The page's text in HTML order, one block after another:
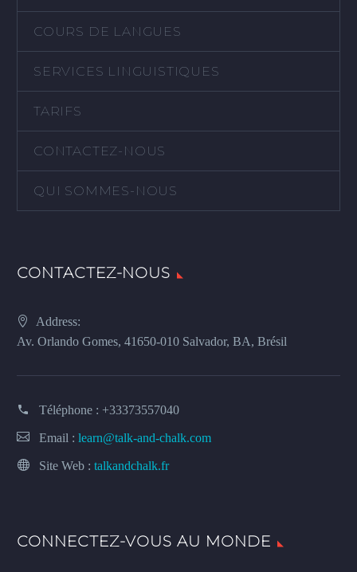
COURS DE LANGUES
SERVICES LINGUISTIQUES
TARIFS
CONTACTEZ-NOUS
QUI SOMMES-NOUS
CONTACTEZ-NOUS
Address:
Av. Orlando Gomes, 41650-010 Salvador, BA, Brésil
Téléphone : +33373557040
Email : learn@talk-and-chalk.com
Site Web : talkandchalk.fr
CONNECTEZ-VOUS AU MONDE